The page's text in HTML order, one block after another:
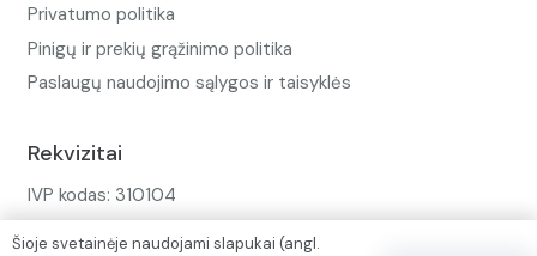
Privatumo politika
Pinigų ir prekių grąžinimo politika
Paslaugų naudojimo sąlygos ir taisyklės
Rekvizitai
IVP kodas: 310104
Šioje svetainėje naudojami slapukai (angl.